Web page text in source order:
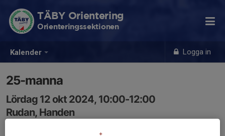
Kalender Logga in
TÄBY Orientering
Orienteringssektionen
25-manna
Lördag 12 okt 2024, 10:00-12:00
Rudan, Handen